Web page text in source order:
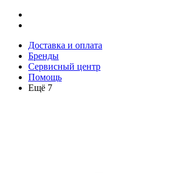
Доставка и оплата
Бренды
Сервисный центр
Помощь
Ещё 7